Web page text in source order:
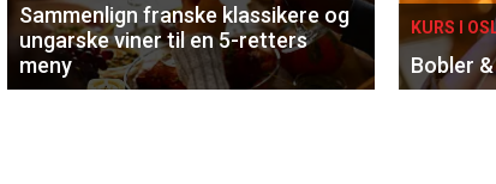
Sammenlign franske klassikere og
ungarske viner til en 5-retters
meny
KURS I
Bobler